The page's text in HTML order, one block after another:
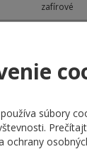
zafírové
náramok
súbory
ochrany